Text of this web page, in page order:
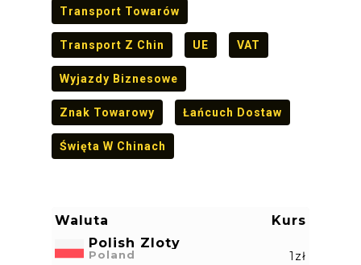
Transport Towarów
Transport Z Chin UE VAT
Wyjazdy Biznesowe
Znak Towarowy Łańcuch Dostaw
Święta W Chinach
Waluta
Kurs
Polish Zloty
Poland 1zł